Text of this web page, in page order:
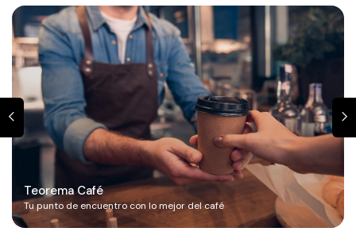
Teorema Café
Tu punto de encuentro con lo mejor del café